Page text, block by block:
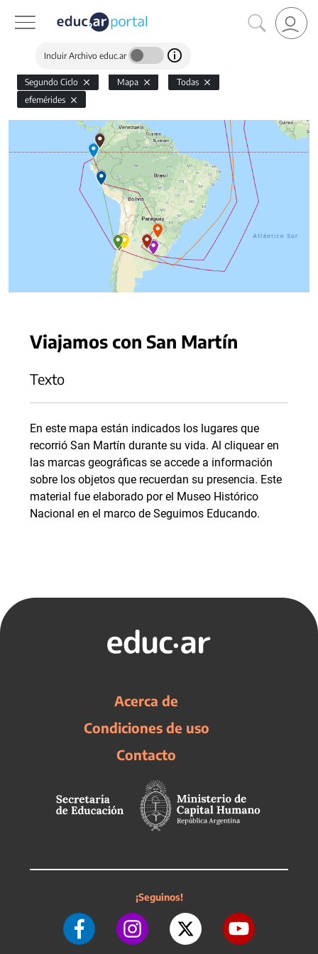
Incluir Archivo educ.ar
Segundo Ciclo Mapa
Todas
efemérides
Viajamos con San Martín
Texto
En este mapa están indicados los lugares que
recorrió San Martín durante su vida. Al cliquear en
las marcas geográficas se accede a información
sobre los objetos que recuerdan su presencia. Este
material fue elaborado por el Museo Histórico
Nacional en el marco de Seguimos Educando.
Acerca de
Condiciones de uso
Contacto
¡Seguinos!